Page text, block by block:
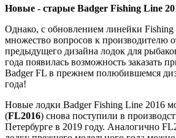
Новые - старые Badger Fishing Line
Однако, с обновлением линейки Fishing
множество вопросов к производителю
предыдущего дизайна лодок для
года появилась возможность заказать
Badger FL в прежнем полюбившемся
года!
Новые лодки Badger Fishing Line 2016
(FL2016) снова поступили в
Петербурге в 2019 году. Аналогично